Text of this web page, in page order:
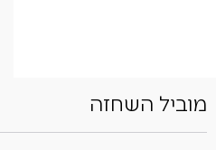
מוביל השחזה